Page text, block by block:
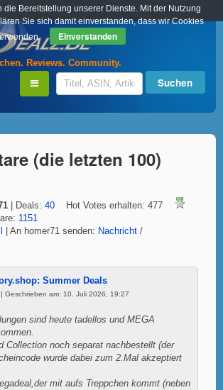
Reviews. Community.
(die letzten 100)
| Deals: 40 Hot Votes erhalten: 477
1151
| An homer71 senden: Nachricht /
Summer Deals
Geschrieben am: 10. Juli 2026, 19:27
sind heute tadellos und MEGA
Collection noch separat nachbestellt (der
wurde dabei zum 2.Mal akzeptiert
mit aufs Treppchen kommt (neben
die Bereitstellung unserer Dienste. Mit der Nutzung
Sie sich damit einverstanden, dass wir Cookies
Einverstanden